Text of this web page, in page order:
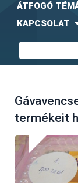
ÁTFOGÓ
KAPCSOLAT
termékeit